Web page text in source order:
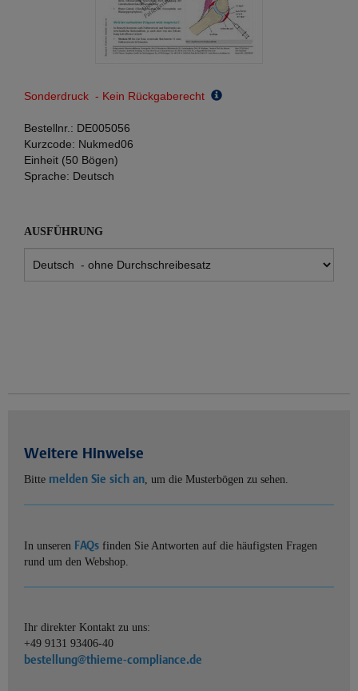
Sonderdruck - Kein Rückgaberecht
Bestellnr.: DE005056
Kurzcode: Nukmed06
Einheit (50 Bögen)
Sprache: Deutsch
AUSFÜHRUNG
Weitere Hinweise
Bitte melden Sie sich an, um die Musterbögen zu sehen.
In unseren FAQs finden Sie Antworten auf die häufigsten Fragen
rund um den Webshop.
Ihr direkter Kontakt zu uns:
+49 9131 93406-40
bestellung@thieme-compliance.de